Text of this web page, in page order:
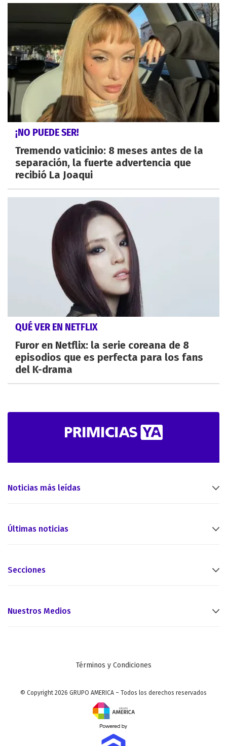
¡NO PUEDE SER!
Tremendo vaticinio: 8 meses antes de la
separación, la fuerte advertencia que
recibió La Joaqui
QUÉ VER EN NETFLIX
Furor en Netflix: la serie coreana de 8
episodios que es perfecta para los fans
del K-drama
Noticias más leídas
Últimas noticias
Secciones
Nuestros Medios
Términos y Condiciones
© Copyright 2026 GRUPO AMERICA – Todos los derechos reservados